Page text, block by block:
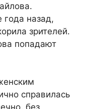
года назад,
зрителей.
попадают
справилась